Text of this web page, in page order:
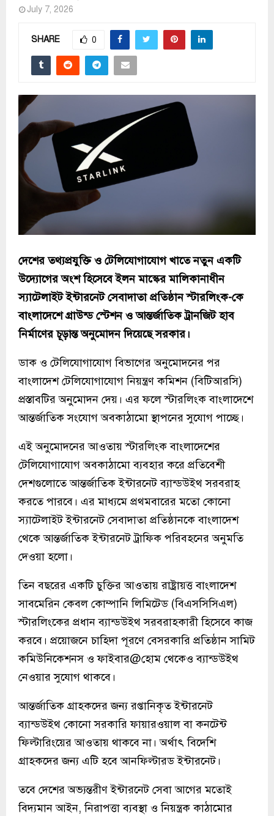
July 7, 2026
SHARE 0
দেশের তথ্যপ্রযুক্তি ও টেলিযোগাযোগ খাতে নতুন একটি
উদ্যোগের অংশ হিসেবে ইলন মাস্কের মালিকানাধীন
স্যাটেলাইট ইন্টারনেট সেবাদাতা প্রতিষ্ঠান স্টারলিংক-কে
বাংলাদেশে গ্রাউন্ড স্টেশন ও আন্তর্জাতিক ট্রানজিট হাব
নির্মাণের চূড়ান্ত অনুমোদন দিয়েছে সরকার।
ডাক ও টেলিযোগাযোগ বিভাগের অনুমোদনের পর
বাংলাদেশ টেলিযোগাযোগ নিয়ন্ত্রণ কমিশন (বিটিআরসি)
প্রস্তাবটির অনুমোদন দেয়। এর ফলে স্টারলিংক বাংলাদেশে
আন্তর্জাতিক সংযোগ অবকাঠামো স্থাপনের সুযোগ পাচ্ছে।
এই অনুমোদনের আওতায় স্টারলিংক বাংলাদেশের
টেলিযোগাযোগ অবকাঠামো ব্যবহার করে প্রতিবেশী
দেশগুলোতে আন্তর্জাতিক ইন্টারনেট ব্যান্ডউইথ সরবরাহ
করতে পারবে। এর মাধ্যমে প্রথমবারের মতো কোনো
স্যাটেলাইট ইন্টারনেট সেবাদাতা প্রতিষ্ঠানকে বাংলাদেশ
থেকে আন্তর্জাতিক ইন্টারনেট ট্রাফিক পরিবহনের অনুমতি
দেওয়া হলো।
তিন বছরের একটি চুক্তির আওতায় রাষ্ট্রায়ত্ত বাংলাদেশ
সাবমেরিন কেবল কোম্পানি লিমিটেড (বিএসসিসিএল)
স্টারলিংকের প্রধান ব্যান্ডউইথ সরবরাহকারী হিসেবে কাজ
করবে। প্রয়োজনে চাহিদা পূরণে বেসরকারি প্রতিষ্ঠান সামিট
কমিউনিকেশনস ও ফাইবার@হোম থেকেও ব্যান্ডউইথ
নেওয়ার সুযোগ থাকবে।
আন্তর্জাতিক গ্রাহকদের জন্য রপ্তানিকৃত ইন্টারনেট
ব্যান্ডউইথ কোনো সরকারি ফায়ারওয়াল বা কনটেন্ট
ফিল্টারিংয়ের আওতায় থাকবে না। অর্থাৎ বিদেশি
গ্রাহকদের জন্য এটি হবে আনফিল্টারড ইন্টারনেট।
তবে দেশের অভ্যন্তরীণ ইন্টারনেট সেবা আগের মতোই
বিদ্যমান আইন, নিরাপত্তা ব্যবস্থা ও নিয়ন্ত্রক কাঠামোর